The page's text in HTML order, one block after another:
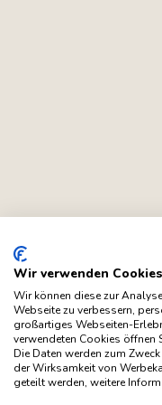
Wir verwenden Cookies
Wir können diese zur
Webseite zu verbessern,
großartiges Webseiten-
verwendeten Cookies öffnen
Die Daten werden zum
der Wirksamkeit von
geteilt werden, weitere